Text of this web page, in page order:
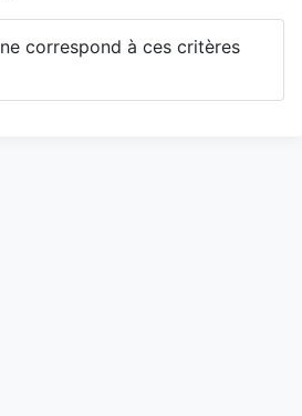
correspond à ces critères